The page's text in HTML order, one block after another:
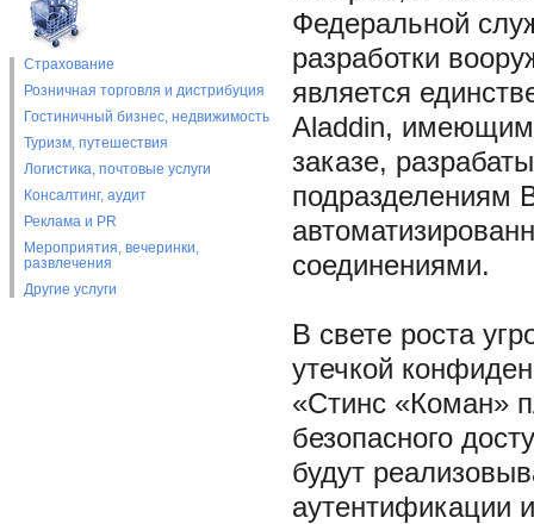
Страхование
Розничная торговля и дистрибуция
Гостиничный бизнес, недвижимость
Туризм, путешествия
Логистика, почтовые услуги
Консалтинг, аудит
Реклама и PR
Мероприятия, вечеринки,
развлечения
Другие услуги
Федеральной
разработки
является
Aladdin, имеющим
заказе,
подразделениям
соединениями.
В свете роста
утечкой
«Стинс «Коман»
безопасного
будут
аутентификации